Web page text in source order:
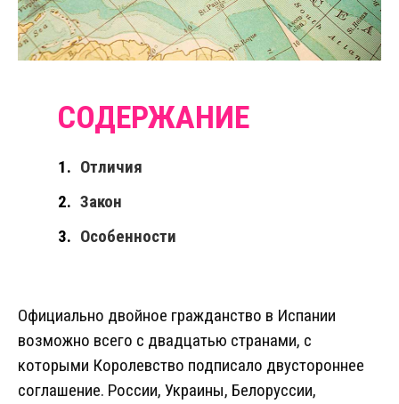
Отличия
Закон
Особенности
Официально двойное гражданство в Испании
возможно всего с двадцатью странами, с
которыми Королевство подписало двустороннее
соглашение. России, Украины, Белоруссии,